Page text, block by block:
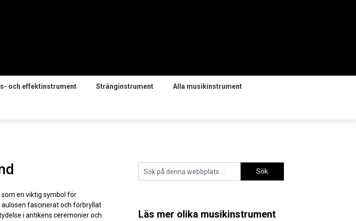
och effektinstrument Stränginstrument Alla musikinstrument
en viktig symbol för
fascinerat och förbryllat
i antikens ceremonier och
Läs mer olika musikinstrument